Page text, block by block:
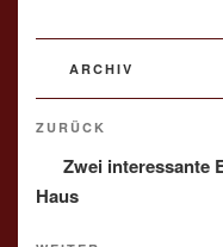
KATEGORIEN
ARCHIV
Vorheriger
Beitrag
ZURÜCK
Zwei interessante
Haus